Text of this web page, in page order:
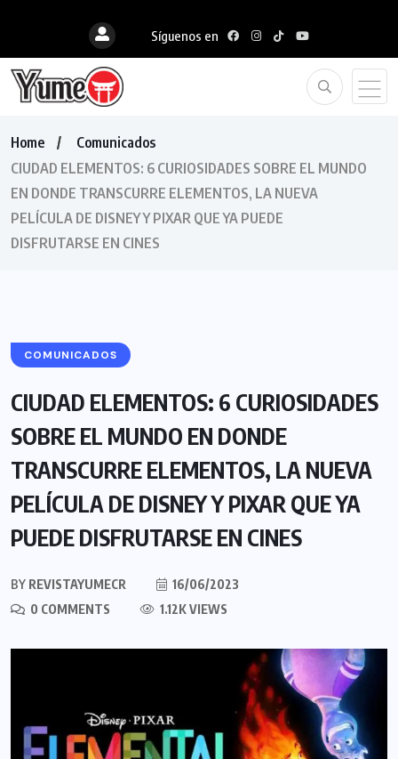
Síguenos en
Home
Comunicados
CIUDAD ELEMENTOS: 6 CURIOSIDADES SOBRE EL MUNDO
EN DONDE TRANSCURRE ELEMENTOS, LA NUEVA
PELÍCULA DE DISNEY Y PIXAR QUE YA PUEDE
DISFRUTARSE EN CINES
COMUNICADOS
CIUDAD ELEMENTOS: 6 CURIOSIDADES
SOBRE EL MUNDO EN DONDE
TRANSCURRE ELEMENTOS, LA NUEVA
PELÍCULA DE DISNEY Y PIXAR QUE YA
PUEDE DISFRUTARSE EN CINES
BY REVISTAYUMECR
16/06/2023
0 COMMENTS
1.12K VIEWS